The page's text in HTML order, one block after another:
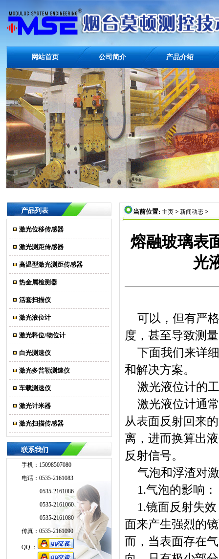
网站首页 公司简介 产品介绍
产品列表
激光位移传感器
激光测距传感器
高温型激光测距传感器
热金属检测器
活套扫描仪
激光液位计
激光料位/物位计
白光测速仪
激光多普勒测速仪
车载测速仪
激光计米器
激光扫描传感器
联系我们
手机：15098507080
电话：0535-2161083
0535-2161086
0535-2161060
0535-2161080
传真：0535-2161090
QQ ：
当前位置: 主页 > 新闻动态 >
熔融玻璃表
光
可以，但有严
度，甚至导致测
下面我们来详
和解决方案。
激光液位计的
激光液位计通
从表面反射回来
离，进而换算出
反射信号。
气泡和浮渣对
1.气泡的影响：
1.镜面反射失
面来产生强烈的
而，当表面存在